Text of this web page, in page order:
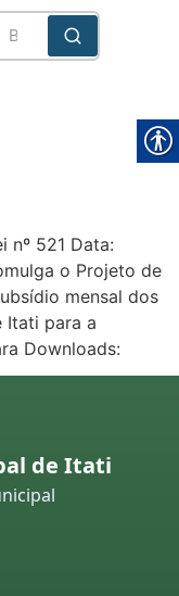
nº 521 Data:
o Projeto de
mensal dos
Itati para a
Downloads:
de Itati